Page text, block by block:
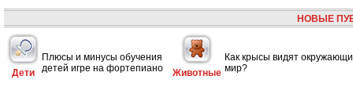
НОВЫЕ
Дети
Плюсы и минусы обучения
детей игре на фортепиано
Животные
Как крысы видят
мир?